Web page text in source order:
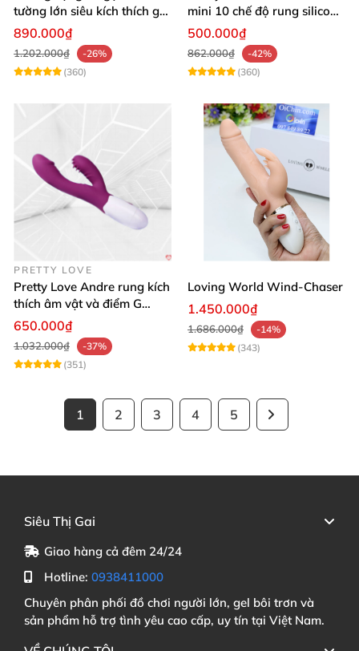
tường lớn siêu kích thích gai
nổi
890.000₫
1.202.000₫
-26%
(360)
mini 10 chế độ rung silicone
mềm
500.000₫
862.000₫
-42%
(360)
PRETTY LOVE
Pretty Love Andre rung kích
thích âm vật và điểm G
mạnh mẽ
650.000₫
1.032.000₫
-37%
(351)
Loving World Wind-Chaser
1.450.000₫
1.686.000₫
-14%
(343)
1 2 3 4 5
Siêu Thị Gai
Giao hàng cả đêm 24/24
Hotline: 0938411000
Chuyên phân phối đồ chơi người lớn, gel bôi trơn và
sản phẩm hỗ trợ tình yêu cao cấp, uy tín tại Việt Nam.